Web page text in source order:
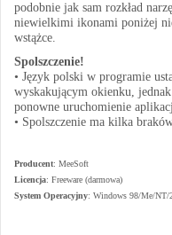
podobnie jak sam rozkład
niewielkimi ikonami poniżej
wstążce.
Spolszczenie!
• Język polski w programie
wyskakującym okienku,
ponowne uruchomienie
• Spolszczenie ma kilka
Producent: MeeSoft
Licencja: Freeware (darmowa)
System Operacyjny: Windows 98/Me/NT/